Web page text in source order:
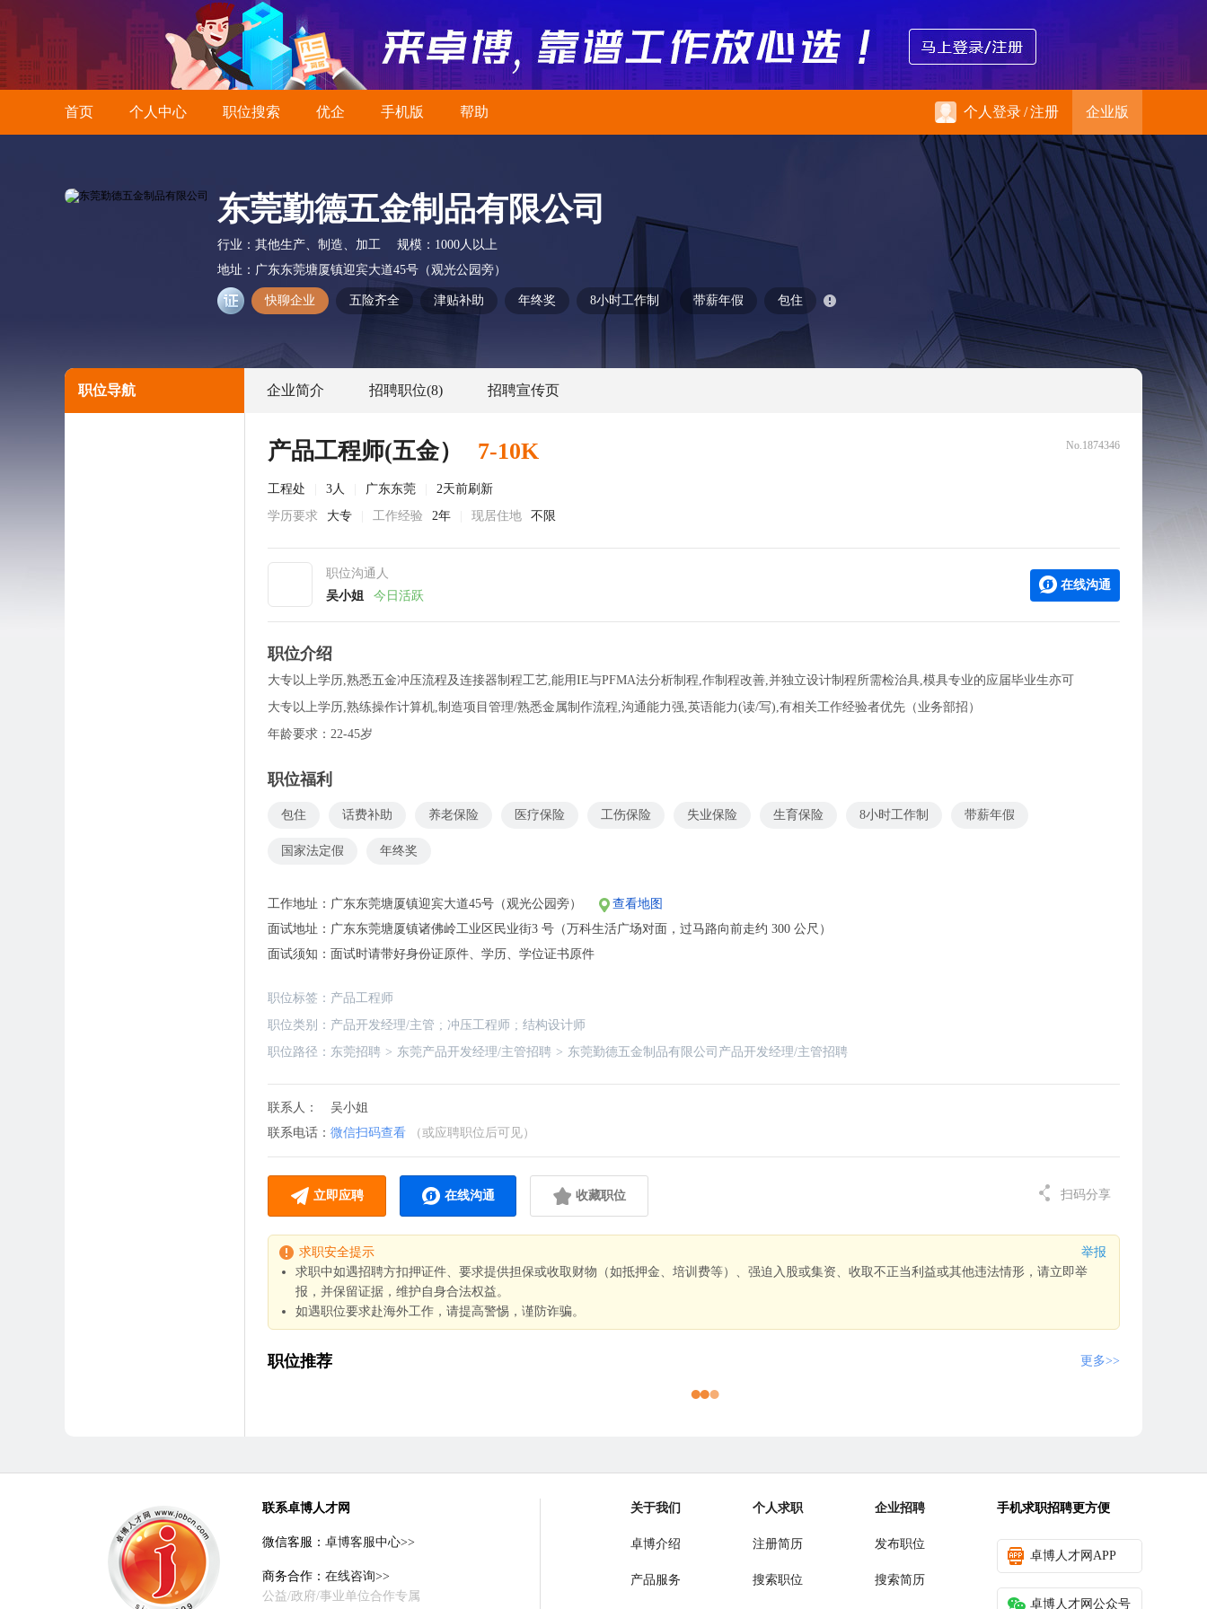
首页 个人中心 职位搜索 优企 手机版 帮助 个人登录/注册 企业版
东莞勤德五金制品有限公司
行业： 其他生产、制造、加工 规模： 1000人以上
地址： 广东东莞塘厦镇迎宾大道45号（观光公园旁）
快聊企业 五险齐全 津贴补助 年终奖 8小时工作制 带薪年假 包住
职位导航 企业简介 招聘职位(8) 招聘宣传页
产品工程师(五金） 7-10K No.1874346
工程处 3人 广东东莞
2天前刷新
学历要求
大专 工作经验 2年 现居住地 不限
职位沟通人
吴小姐
今日活跃
在线沟通
职位介绍
大专以上学历,熟悉五金冲压流程及连接器制程工艺,能用IE与PFMA法分析制程,作制程改善,并独立设计制程所需检治具,模具专业的应届毕业生亦可
大专以上学历,熟练操作计算机,制造项目管理/熟悉金属制作流程,沟通能力强,英语能力(读/写),有相关工作经验者优先（业务部招）
年龄要求：22-45岁
职位福利
包住 话费补助 养老保险 医疗保险 工伤保险 失业保险 生育保险 8小时工作制 带薪年假
国家法定假 年终奖
工作地址： 广东东莞塘厦镇迎宾大道45号（观光公园旁）
查看地图
面试地址： 广东东莞塘厦镇诸佛岭工业区民业街3 号（万科生活广场对面，过马路向前走约 300 公尺）
面试须知： 面试时请带好身份证原件、学历、学位证书原件
职位标签： 产品工程师
职位类别： 产品开发经理/主管 ; 冲压工程师 ; 结构设计师
职位路径： 东莞招聘 > 东莞产品开发经理/主管招聘 > 东莞勤德五金制品有限公司产品开发经理/主管招聘
联系人：
吴小姐
联系电话： 微信扫码查看 （或应聘职位后可见）
立即应聘 在线沟通 收藏职位 扫码分享
求职安全提示
举报
求职中如遇招聘方扣押证件、要求提供担保或收取财物（如抵押金、培训费等）、强迫入股或集资、收取不正当利益或其他违法情形，请立即举
报，并保留证据，维护自身合法权益。
如遇职位要求赴海外工作，请提高警惕，谨防诈骗。
职位推荐 更多>>
联系卓博人才网
微信客服： 卓博客服中心>>
商务合作： 在线咨询>>
公益/政府/事业单位合作专属
关于我们
卓博介绍
产品服务
个人求职
注册简历
搜索职位
企业招聘
发布职位
搜索简历
手机求职招聘更方便
卓博人才网APP
卓博人才网公众号